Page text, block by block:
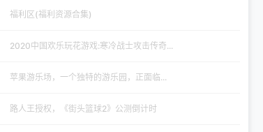
福利区(福利资源合集)
2020中国欢乐玩花游戏:寒冷战士攻击传奇...
苹果游乐场，一个独特的游乐园，正面临...
路人王授权，《街头篮球2》公测倒计时